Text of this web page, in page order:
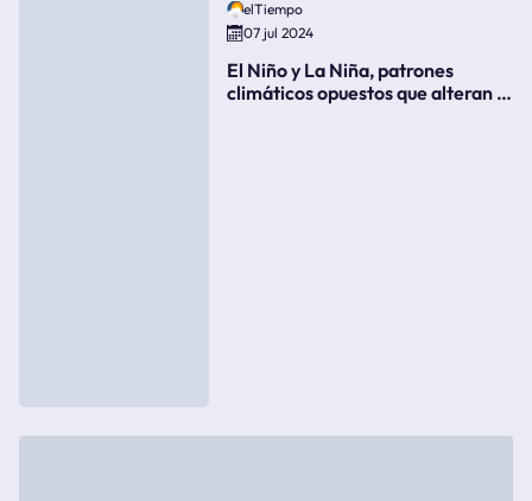
elTiempo
07 jul 2024
El Niño y La Niña, patrones
climáticos opuestos que alteran la